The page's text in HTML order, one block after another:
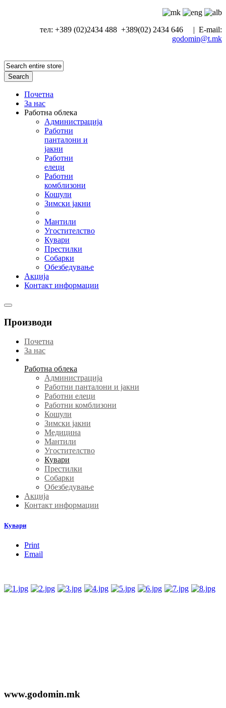
тел: +389 (02)2434 488 +389(02) 2434 646 | E-mail:
godomin@t.mk
Search
Почетна
За нас
Работна облека
Администрација
Работни
панталони и
јакни
Работни
елеци
Работни
комблизони
Кошули
Зимски јакни
Мантили
Угостителство
Кувари
Престилки
Собарки
Обезбедување
Акција
Контакт информации
Производи
Почетна
За нас
Работна облека
Администрација
Работни панталони и јакни
Работни елеци
Работни комблизони
Кошули
Зимски јакни
Медицина
Мантили
Угостителство
Кувари
Престилки
Собарки
Обезбедување
Акција
Контакт информации
Кувари
Print
Email
www.godomin.mk